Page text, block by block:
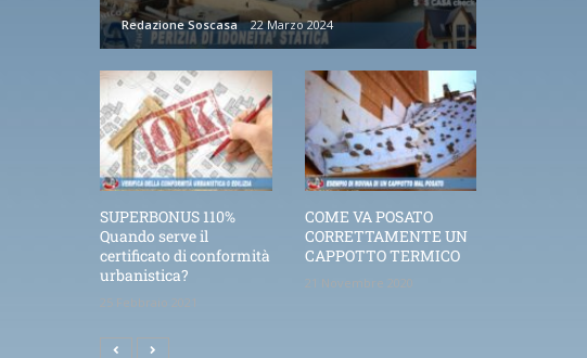
Redazione Soscasa 22 Marzo 2024
SUPERBONUS 110%
Quando serve il
certificato di conformità
urbanistica?
25 Febbraio 2021
COME VA POSATO
CORRETTAMENTE UN
CAPPOTTO TERMICO
21 Novembre 2020